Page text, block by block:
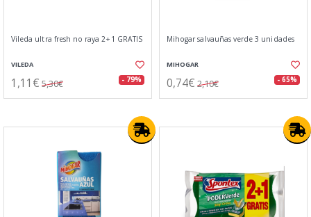
Vileda ultra fresh no raya 2+1 GRATIS
VILEDA
1,11€ 5,30€ - 79%
Mihogar salvauñas verde 3 unidades
MIHOGAR
0,74€ 2,10€ - 65%